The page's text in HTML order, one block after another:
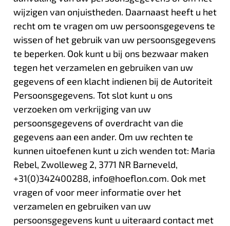
wijzigen van onjuistheden. Daarnaast heeft u het
recht om te vragen om uw persoonsgegevens te
wissen of het gebruik van uw persoonsgegevens
te beperken. Ook kunt u bij ons bezwaar maken
tegen het verzamelen en gebruiken van uw
gegevens of een klacht indienen bij de Autoriteit
Persoonsgegevens. Tot slot kunt u ons
verzoeken om verkrijging van uw
persoonsgegevens of overdracht van die
gegevens aan een ander. Om uw rechten te
kunnen uitoefenen kunt u zich wenden tot: Maria
Rebel, Zwolleweg 2, 3771 NR Barneveld,
+31(0)342400288, info@hoeflon.com. Ook met
vragen of voor meer informatie over het
verzamelen en gebruiken van uw
persoonsgegevens kunt u uiteraard contact met